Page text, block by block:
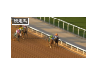
競走馬